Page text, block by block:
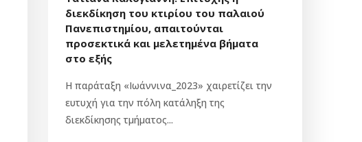
διεκδίκηση του κτιρίου του παλαιού
Πανεπιστημίου, απαιτούνται
προσεκτικά και μελετημένα βήματα
στο εξής
Η παράταξη «Ιωάννινα_2023» χαιρετίζει την
ευτυχή για την πόλη κατάληξη της
διεκδίκησης τμήματος...